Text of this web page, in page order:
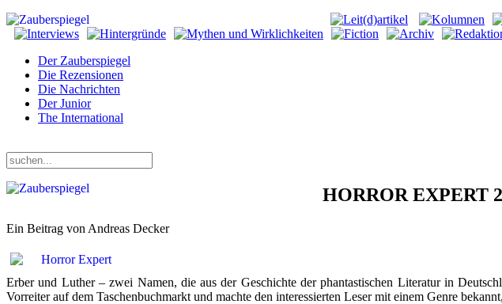
Der Zauberspiegel
Die Rezensionen
Die Nachrichten
Der Junior
The International
HORROR EXPERT
Ein Beitrag von Andreas Decker
Erber und Luther – zwei Namen, die aus der Geschichte der phantastischen Literatur in
Vorreiter auf dem Taschenbuchmarkt und machte den interessierten Leser mit einem Genre